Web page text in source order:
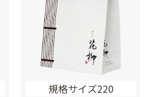
規格サイズ220